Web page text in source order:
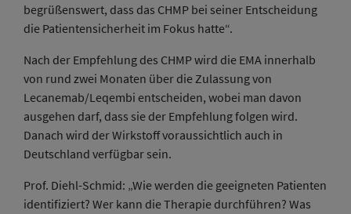
begrüßenswert, dass das CHMP bei seiner Entscheidung
die Patientensicherheit im Fokus hatte“.
Nach der Empfehlung des CHMP wird die EMA innerhalb
von rund zwei Monaten über die Zulassung von
Lecanemab/Leqembi entscheiden, wobei man davon
ausgehen darf, dass sie der Empfehlung folgen wird.
Danach wird der Wirkstoff voraussichtlich auch in
Deutschland verfügbar sein.
Prof. Diehl-Schmid: „Wie werden die geeigneten Patienten
identifiziert? Wer kann die Therapie durchführen? Was